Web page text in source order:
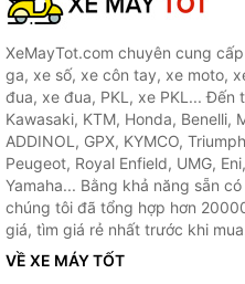
XeMayTot.com chuyên cung
ga, xe số, xe côn tay, xe moto,
đua, xe đua, PKL, xe PKL...
Kawasaki, KTM, Honda, Benelli,
ADDINOL, GPX, KYMCO,
Peugeot, Royal Enfield, UMG,
Yamaha... Bằng khả năng sẵn
chúng tôi đã tổng hợp hơn
giá, tìm giá rẻ nhất trước khi
VỀ XE MÁY TỐT